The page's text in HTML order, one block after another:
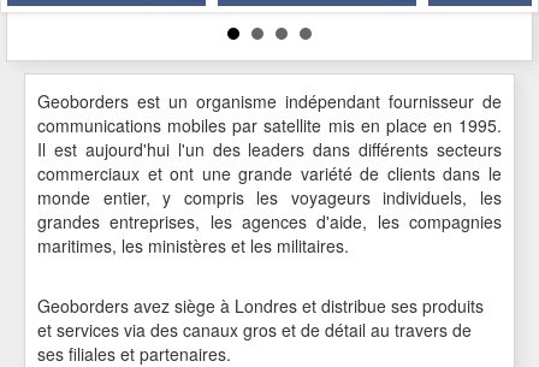
Geoborders est un organisme indépendant fournisseur de
communications mobiles par satellite mis en place en 1995.
Il est aujourd'hui l'un des leaders dans différents secteurs
commerciaux et ont une grande variété de clients dans le
monde entier, y compris les voyageurs individuels, les
grandes entreprises, les agences d'aide, les compagnies
maritimes, les ministères et les militaires.
Geoborders avez siège à Londres et distribue ses produits
et services via des canaux gros et de détail au travers de
ses filiales et partenaires.